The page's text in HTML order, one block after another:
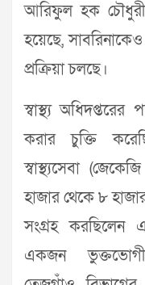
আরিফুল হক
হয়েছে,
প্রক্রিয়া চলছে।
স্বাস্থ্য
করার চুক্তি
স্বাস্থ্যসেবা
হাজার থেকে ৮
সংগ্রহ করছিলেন
একজন